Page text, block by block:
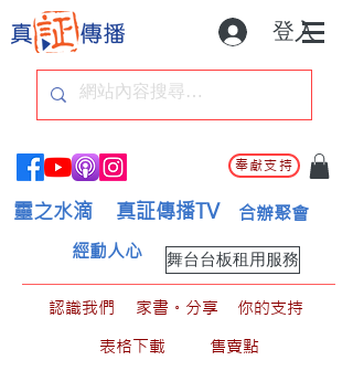
登入
奉獻支持
靈之水滴 真証傳播TV 合辦聚會
舞台台板租用服務
經動人心
認識我們 家書。分享
你的支持
表格下載
售賣點